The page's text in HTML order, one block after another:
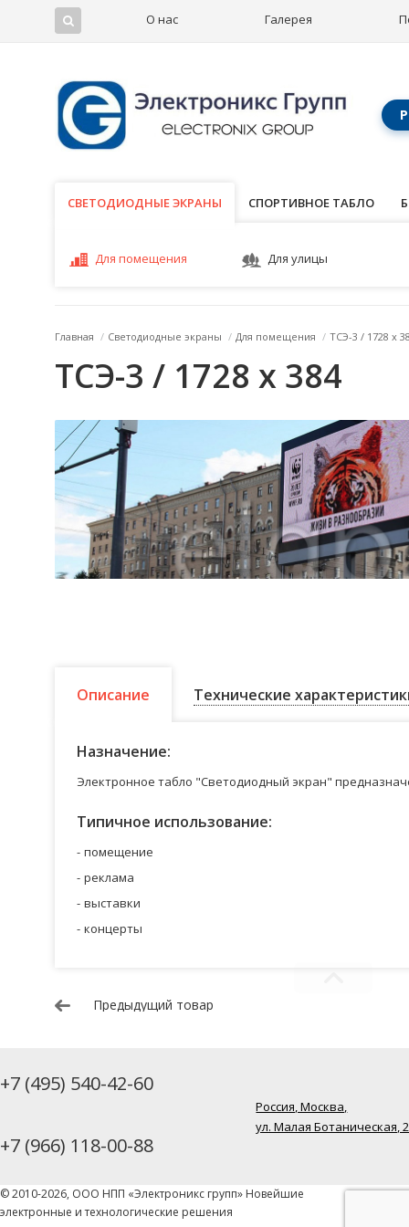
О нас Галерея
СВЕТОДИОДНЫЕ ЭКРАНЫ
СВЕТОДИОДНЫЕ ЭКРАНЫ СПОРТИВНОЕ ТАБЛО
Для помещения Для улицы
Главная / Светодиодные экраны / Для помещения / ТСЭ-3 / 1728 x
ТСЭ-3 / 1728 x 384
Описание Технические
Назначение:
Электронное табло "Светодиодный экран"
Типичное использование:
помещение
реклама
выставки
концерты
Предыдущий товар
+7 (495) 540-42-60
+7 (966) 118-00-88
Россия, Москва,
ул. Малая Ботаническая,
© 2010-2026, ООО НПП «Электроникс групп» Новейшие
электронные и технологические решения